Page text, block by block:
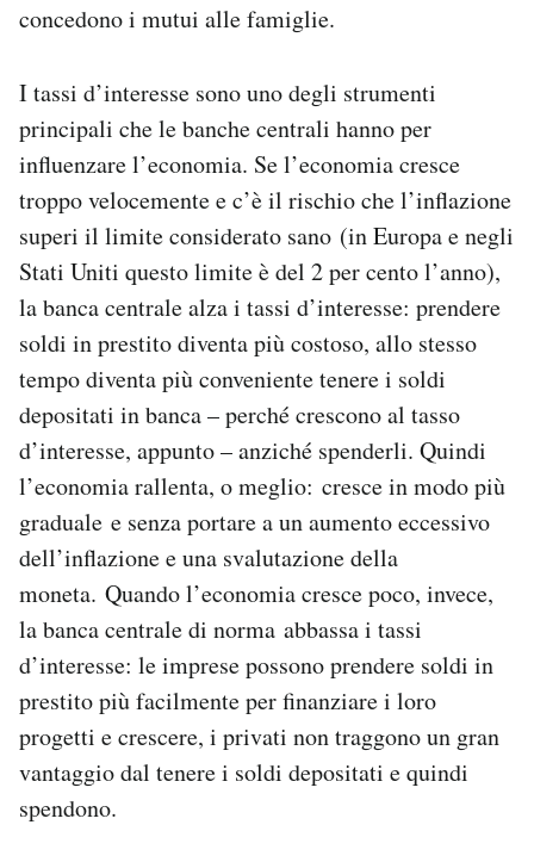
concedono i mutui alle famiglie.
I tassi d’interesse sono uno degli strumenti
principali che le banche centrali hanno per
influenzare l’economia. Se l’economia cresce
troppo velocemente e c’è il rischio che l’inflazione
superi il limite considerato sano (in Europa e negli
Stati Uniti questo limite è del 2 per cento l’anno),
la banca centrale alza i tassi d’interesse: prendere
soldi in prestito diventa più costoso, allo stesso
tempo diventa più conveniente tenere i soldi
depositati in banca – perché crescono al tasso
d’interesse, appunto – anziché spenderli. Quindi
l’economia rallenta, o meglio: cresce in modo più
graduale e senza portare a un aumento eccessivo
dell’inflazione e una svalutazione della
moneta. Quando l’economia cresce poco, invece,
la banca centrale di norma abbassa i tassi
d’interesse: le imprese possono prendere soldi in
prestito più facilmente per finanziare i loro
progetti e crescere, i privati non traggono un gran
vantaggio dal tenere i soldi depositati e quindi
spendono.